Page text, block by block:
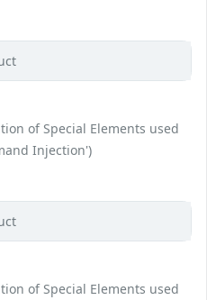
of Special Elements used
Injection')
of Special Elements used